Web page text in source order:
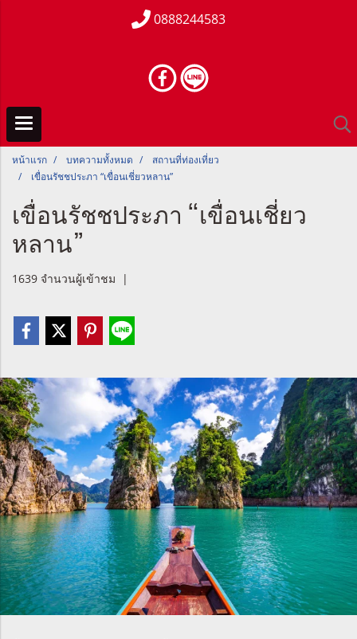
0888244583
หน้าแรก บทความทั้งหมด
สถานที่ท่องเที่ยว
เขื่อนรัชชประภา “เขื่อนเชี่ยวหลาน”
เขื่อนรัชชประภา “เขื่อนเชี่ยว
หลาน”
1639 จำนวนผู้เข้าชม |